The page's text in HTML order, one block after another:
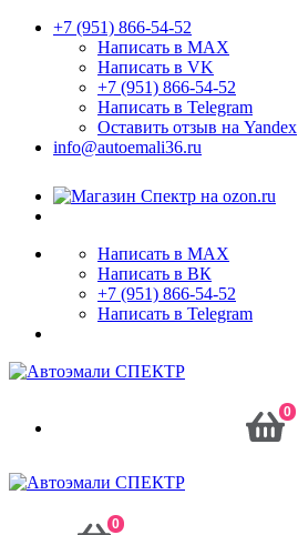
+7 (951) 866-54-52
Написать в MAX
Написать в VK
+7 (951) 866-54-52
Написать в Telegram
Оставить отзыв на Yandex
info@autoemali36.ru
Написать в MAX
Написать в ВК
+7 (951) 866-54-52
Написать в Telegram
0
0